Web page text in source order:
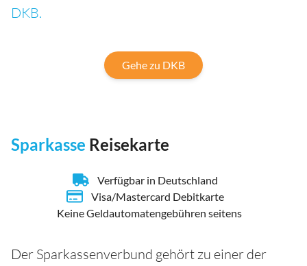
DKB.
Gehe zu DKB
Sparkasse Reisekarte
Verfügbar in Deutschland
Visa/Mastercard Debitkarte
Keine Geldautomatengebühren seitens
Der Sparkassenverbund gehört zu einer der